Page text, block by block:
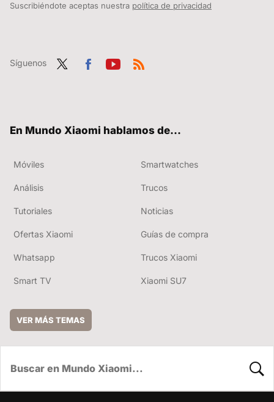
Suscribiéndote aceptas nuestra política de privacidad
Síguenos
En Mundo Xiaomi hablamos de...
Móviles Smartwatches
Análisis Trucos
Tutoriales Noticias
Ofertas Xiaomi Guías de compra
Whatsapp Trucos Xiaomi
Smart TV Xiaomi SU7
VER MÁS TEMAS